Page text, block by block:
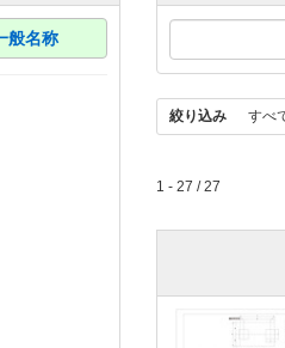
般名称
絞り込み すべ
1 - 27 / 27